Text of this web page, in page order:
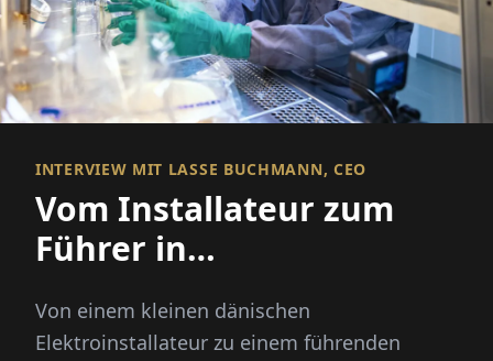
INTERVIEW MIT LASSE BUCHMANN, CEO
Vom Installateur zum
Führer in
Von einem kleinen dänischen
Elektroinstallateur zu einem führenden